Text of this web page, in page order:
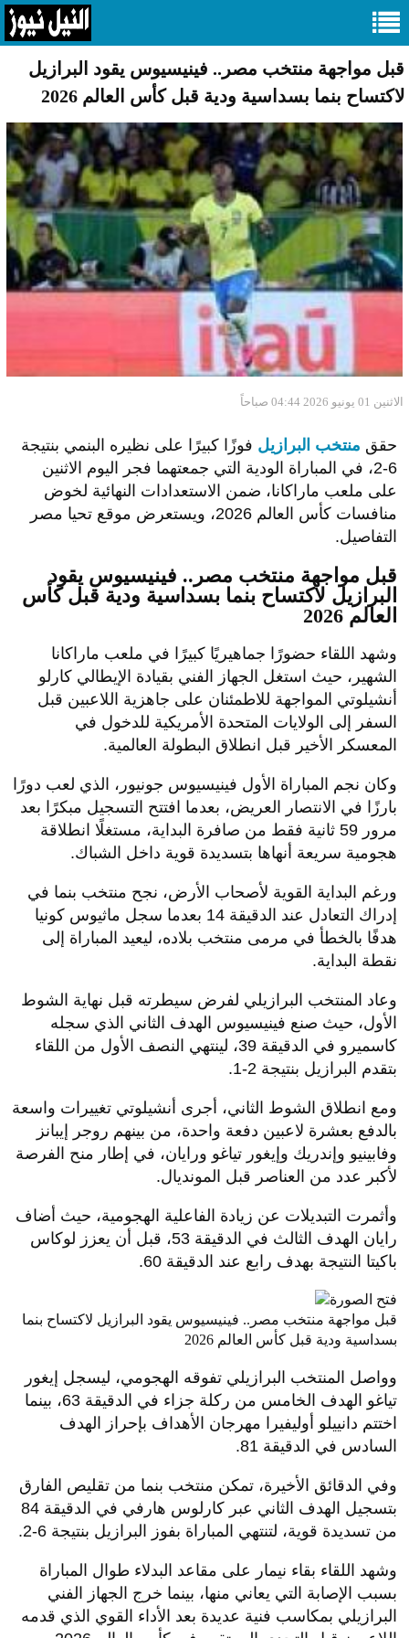
قبل مواجهة منتخب مصر.. فينيسيوس يقود البرازيل
لاكتساح بنما بسداسية ودية قبل كأس العالم 2026
الاثنين 01 يونيو 2026 04:44 صباحاً
حقق منتخب البرازيل فوزًا كبيرًا على نظيره البنمي بنتيجة
6-2، في المباراة الودية التي جمعتهما فجر اليوم الاثنين
على ملعب ماراكانا، ضمن الاستعدادات النهائية لخوض
منافسات كأس العالم 2026، ويستعرض موقع تحيا مصر
التفاصيل.
قبل مواجهة منتخب مصر.. فينيسيوس يقود
البرازيل لاكتساح بنما بسداسية ودية قبل كأس
العالم 2026
وشهد اللقاء حضورًا جماهيريًا كبيرًا في ملعب ماراكانا
الشهير، حيث استغل الجهاز الفني بقيادة الإيطالي كارلو
أنشيلوتي المواجهة للاطمئنان على جاهزية اللاعبين قبل
السفر إلى الولايات المتحدة الأمريكية للدخول في
المعسكر الأخير قبل انطلاق البطولة العالمية.
وكان نجم المباراة الأول فينيسيوس جونيور، الذي لعب دورًا
بارزًا في الانتصار العريض، بعدما افتتح التسجيل مبكرًا بعد
مرور 59 ثانية فقط من صافرة البداية، مستغلًا انطلاقة
هجومية سريعة أنهاها بتسديدة قوية داخل الشباك.
ورغم البداية القوية لأصحاب الأرض، نجح منتخب بنما في
إدراك التعادل عند الدقيقة 14 بعدما سجل ماثيوس كونيا
هدفًا بالخطأ في مرمى منتخب بلاده، ليعيد المباراة إلى
نقطة البداية.
وعاد المنتخب البرازيلي لفرض سيطرته قبل نهاية الشوط
الأول، حيث صنع فينيسيوس الهدف الثاني الذي سجله
كاسميرو في الدقيقة 39، لينتهي النصف الأول من اللقاء
بتقدم البرازيل بنتيجة 2-1.
ومع انطلاق الشوط الثاني، أجرى أنشيلوتي تغييرات واسعة
بالدفع بعشرة لاعبين دفعة واحدة، من بينهم روجر إيبانز
وفابينيو وإندريك وإيغور تياغو ورايان، في إطار منح الفرصة
لأكبر عدد من العناصر قبل المونديال.
وأثمرت التبديلات عن زيادة الفاعلية الهجومية، حيث أضاف
رايان الهدف الثالث في الدقيقة 53، قبل أن يعزز لوكاس
باكيتا النتيجة بهدف رابع عند الدقيقة 60.
قبل مواجهة منتخب مصر.. فينيسيوس يقود البرازيل لاكتساح بنما
بسداسية ودية قبل كأس العالم 2026
وواصل المنتخب البرازيلي تفوقه الهجومي، ليسجل إيغور
تياغو الهدف الخامس من ركلة جزاء في الدقيقة 63، بينما
اختتم دانييلو أوليفيرا مهرجان الأهداف بإحراز الهدف
السادس في الدقيقة 81.
وفي الدقائق الأخيرة، تمكن منتخب بنما من تقليص الفارق
بتسجيل الهدف الثاني عبر كارلوس هارفي في الدقيقة 84
من تسديدة قوية، لتنتهي المباراة بفوز البرازيل بنتيجة 6-2.
وشهد اللقاء بقاء نيمار على مقاعد البدلاء طوال المباراة
بسبب الإصابة التي يعاني منها، بينما خرج الجهاز الفني
البرازيلي بمكاسب فنية عديدة بعد الأداء القوي الذي قدمه